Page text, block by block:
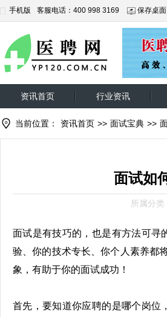
手机版 客服电话：400 998 3169 保存桌面
资讯首页 行业资讯
当前位置： 资讯首页 >> 面试宝典 >>
面试如
所属分
面试是有技巧的，也是有方法可寻
验、你的技术专长、你个人素养都
象，有助于你的面试成功！
首先，要知道你应聘的是哪个岗位